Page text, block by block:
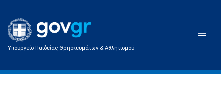
Υπουργείο Παιδείας Θρησκευμάτων & Αθλητισμού